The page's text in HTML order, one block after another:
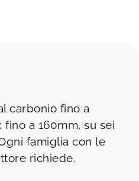
carbonio fino a
a 160mm, su sei
famiglia con le
richiede.